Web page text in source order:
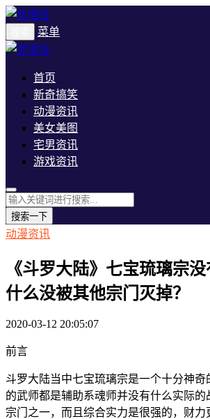
菜单
首页
新奇搞笑
动漫资讯
美女美图
宅男资讯
游戏资讯
搜索一下
动漫资讯
《斗罗大陆》七宝琉璃宗
什么没被其他宗门灭掉？
2020-03-12 20:05:07
前言
斗罗大陆当中七宝琉璃宗是一个十分神奇
的武师都是辅助系魂师并没有什么实际的
宗门之一，而且综合实力是很强的，财力